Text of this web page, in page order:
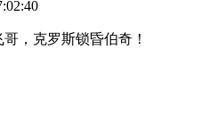
，克罗斯锁昏伯奇！